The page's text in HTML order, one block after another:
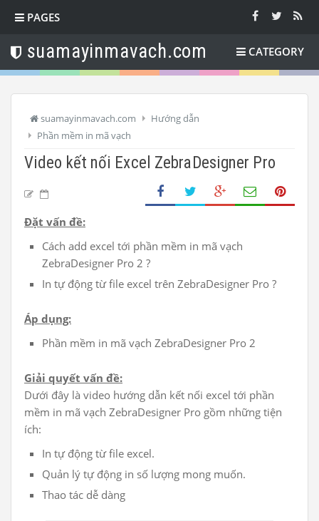
PAGES
suamayinmavach.com CATEGORY
suamayinmavach.com
Hướng dẫn
Phần mềm in mã vạch
Video kết nối Excel ZebraDesigner Pro
Đặt vấn đề:
Cách add excel tới phần mềm in mã vạch
ZebraDesigner Pro 2 ?
In tự động từ file excel trên ZebraDesigner Pro ?
Áp dụng:
Phần mềm in mã vạch ZebraDesigner Pro 2
Giải quyết vấn đề:
Dưới đây là video hướng dẫn kết nối excel tới phần
mềm in mã vạch ZebraDesigner Pro gồm những tiện
ích:
In tự động từ file excel.
Quản lý tự động in số lượng mong muốn.
Thao tác dễ dàng